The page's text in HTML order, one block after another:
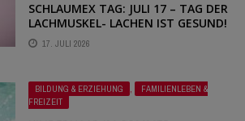
SCHLAUMEX TAG: JULI 17 – TAG DER
LACHMUSKEL- LACHEN IST GESUND!
17. JULI 2026
BILDUNG & ERZIEHUNG ,
FAMILIENLEBEN &
FREIZEIT